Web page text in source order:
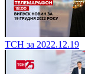
ТСН за 2022.12.19